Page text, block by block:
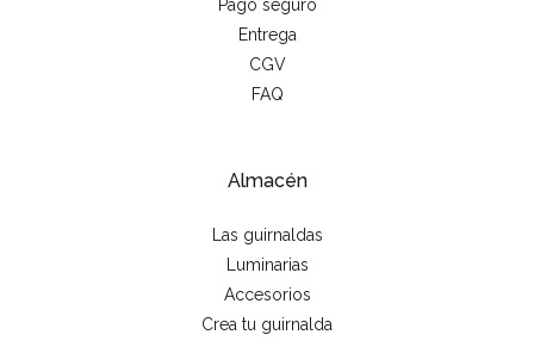
Pago seguro
Entrega
CGV
FAQ
Almacén
Las guirnaldas
Luminarias
Accesorios
Crea tu guirnalda